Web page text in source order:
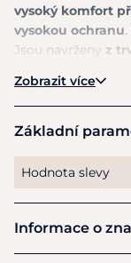
vysoký komfort
vysokou ochranu
Jsou navrženy z
Celkový vzhled
Zobrazit více
Základní
Hodnota slevy
Informace o